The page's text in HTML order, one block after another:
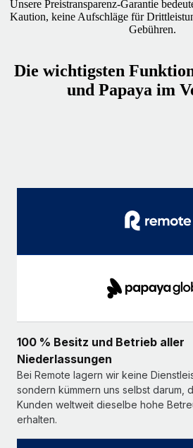
Unsere Preistransparenz-Garantie
Kaution, keine Aufschläge für
Gebühren.
Die wichtigsten
und Papaya im
100 % Besitz und Betrieb aller
Niederlassungen
Bei Remote lagern wir keine
sondern kümmern uns selbst darum,
Kunden weltweit dieselbe hohe
erhalten.